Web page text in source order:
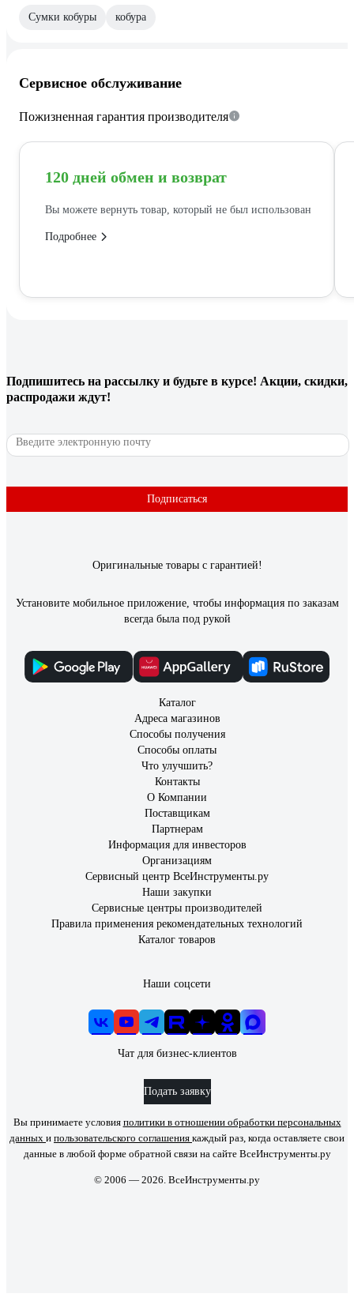
Сумки кобуры кобура
Сервисное обслуживание
Пожизненная гарантия производителя
120 дней обмен и возврат
Вы можете вернуть товар, который не был использован
Подробнее
Подпишитесь на рассылку и будьте в курсе! Акции, скидки,
распродажи ждут!
Подписаться
Оригинальные товары с гарантией!
Установите мобильное приложение, чтобы информация по заказам
всегда была под рукой
Каталог
Адреса магазинов
Способы получения
Способы оплаты
Что улучшить?
Контакты
О Компании
Поставщикам
Партнерам
Информация для инвесторов
Организациям
Сервисный центр ВсеИнструменты.ру
Наши закупки
Сервисные центры производителей
Правила применения рекомендательных технологий
Каталог товаров
Наши соцсети
Чат для бизнес-клиентов
Подать заявку
Вы принимаете условия политики в отношении обработки персональных
данных и пользовательского соглашения каждый раз, когда оставляете свои
данные в любой форме обратной связи на сайте ВсеИнструменты.ру
© 2006 — 2026. ВсеИнструменты.ру